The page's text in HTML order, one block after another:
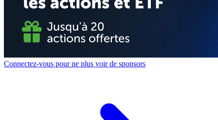
Connectez-vous pour ne plus voir de sponsors